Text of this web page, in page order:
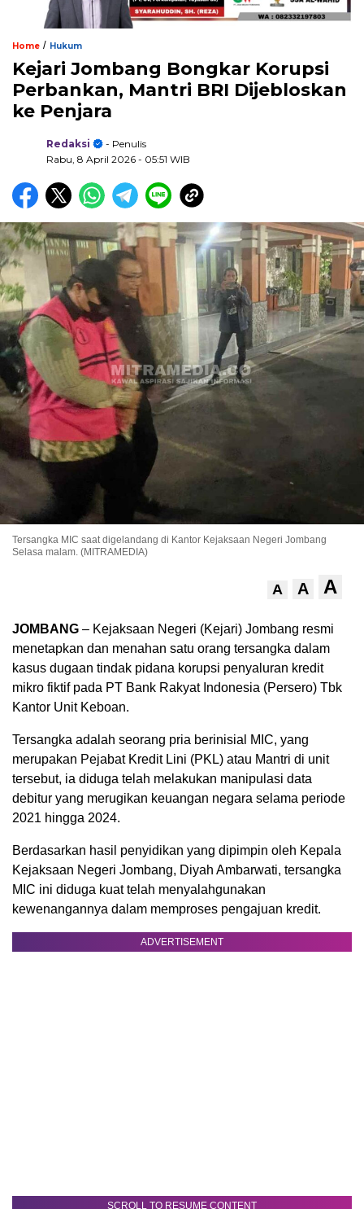
Home / Hukum
Kejari Jombang Bongkar Korupsi
Perbankan, Mantri BRI Dijebloskan
ke Penjara
Redaksi
- Penulis
Rabu, 8 April 2026 - 05:51 WIB
Tersangka MIC saat digelandang di Kantor Kejaksaan Negeri Jombang
Selasa malam. (MITRAMEDIA)
A A A
JOMBANG – Kejaksaan Negeri (Kejari) Jombang resmi
menetapkan dan menahan satu orang tersangka dalam
kasus dugaan tindak pidana korupsi penyaluran kredit
mikro fiktif pada PT Bank Rakyat Indonesia (Persero) Tbk
Kantor Unit Keboan.
Tersangka adalah seorang pria berinisial MIC, yang
merupakan Pejabat Kredit Lini (PKL) atau Mantri di unit
tersebut, ia diduga telah melakukan manipulasi data
debitur yang merugikan keuangan negara selama periode
2021 hingga 2024.
Berdasarkan hasil penyidikan yang dipimpin oleh Kepala
Kejaksaan Negeri Jombang, Diyah Ambarwati, tersangka
MIC ini diduga kuat telah menyalahgunakan
kewenangannya dalam memproses pengajuan kredit.
ADVERTISEMENT
SCROLL TO RESUME CONTENT